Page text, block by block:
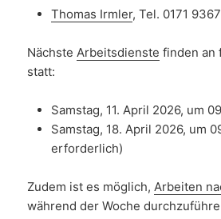
Thomas Irmler, Tel. 0171
NächsteArbeitsdienste finden an
statt:
Samstag, 11. April 2026, um
Samstag, 18. April 2026, um
erforderlich)
Zudem ist es möglich,Arbeiten
während der Woche